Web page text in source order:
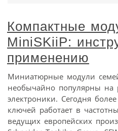
Компактные
MiniSKiiP:
применению
Миниатюрные модули
необычайно популярны на
электроники. Сегодня
ключей работает в
ведущих европейских